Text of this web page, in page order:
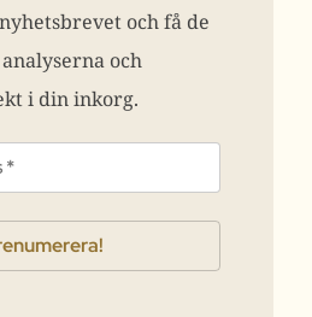
och få de
och
i din inkorg.